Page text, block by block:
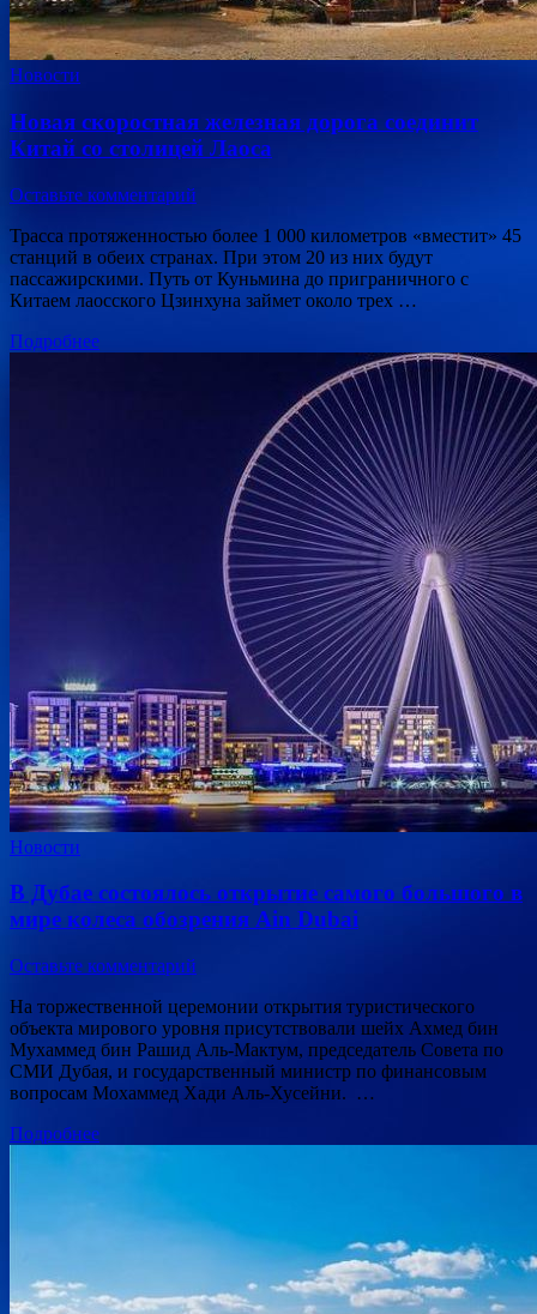
Новости
Новая скоростная железная дорога соединит
Китай со столицей Лаоса
Оставьте комментарий
Трасса протяженностью более 1 000 километров «вместит» 45
станций в обеих странах. При этом 20 из них будут
пассажирскими. Путь от Куньмина до приграничного с
Китаем лаосского Цзинхуна займет около трех …
Подробнее
Новости
В Дубае состоялось открытие самого большого в
мире колеса обозрения Ain Dubai
Оставьте комментарий
На торжественной церемонии открытия туристического
объекта мирового уровня присутствовали шейх Ахмед бин
Мухаммед бин Рашид Аль-Мактум, председатель Совета по
СМИ Дубая, и государственный министр по финансовым
вопросам Мохаммед Хади Аль-Хусейни. …
Подробнее